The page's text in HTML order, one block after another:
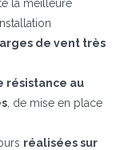
la meilleure
de vent très
résistance au
, de mise en place
réalisées sur